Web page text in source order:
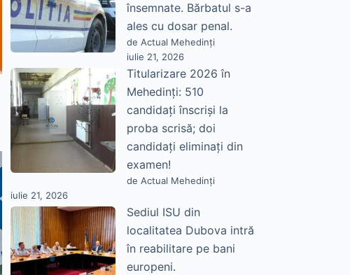
însemnate. Bărbatul s-a
ales cu dosar penal.
de Actual Mehedinți
iulie 21, 2026
Titularizare 2026 în
Mehedinți: 510
candidați înscriși la
proba scrisă; doi
candidați eliminați din
examen!
de Actual Mehedinți
iulie 21, 2026
Sediul ISU din
localitatea Dubova intră
în reabilitare pe bani
europeni.